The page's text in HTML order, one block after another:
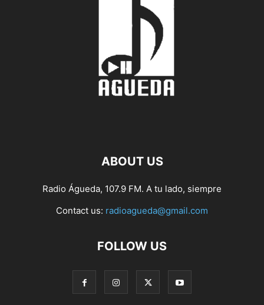
ABOUT US
Radio Águeda, 107.9 FM. A tu lado, siempre
Contact us: radioagueda@gmail.com
FOLLOW US